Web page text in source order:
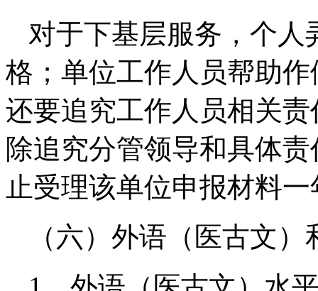
对于下基层服务，个人
格；单位工作人员帮助
还要追究工作人员相关
除追究分管领导和具体
止受理该单位申报材料一
（六）外语（医古文